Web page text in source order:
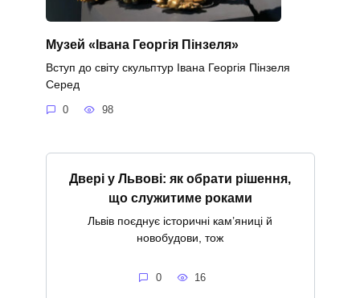
Музей «Івана Георгія Пінзеля»
Вступ до світу скульптур Івана Георгія Пінзеля
Серед
0 98
Двері у Львові: як обрати рішення,
що служитиме роками
Львів поєднує історичні кам’яниці й
новобудови, тож
0 16